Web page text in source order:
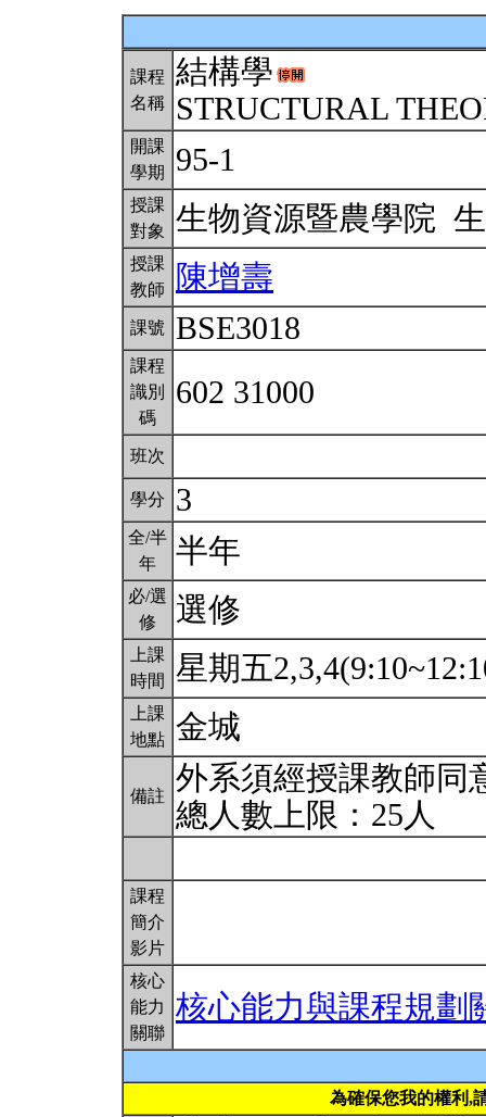
課程
名稱
結構學
STRUCTURAL
開課
學期
95-1
授課
對象
生物資源暨農學院
授課
教師
陳增壽
課號 BSE3018
課程
識別
碼
602 31000
班次
學分 3
全/半
年
半年
必/選
修
選修
上課
時間
星期五
上課
地點 金城
備註
外系須經授課教師同
總人數上限：25人
課程
簡介
影片
核心
能力
關聯
核心能力與課程規劃
為確保您我的權利,